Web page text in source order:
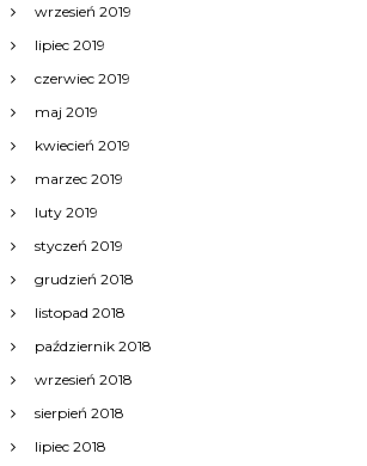
wrzesień 2019
lipiec 2019
czerwiec 2019
maj 2019
kwiecień 2019
marzec 2019
luty 2019
styczeń 2019
grudzień 2018
listopad 2018
październik 2018
wrzesień 2018
sierpień 2018
lipiec 2018